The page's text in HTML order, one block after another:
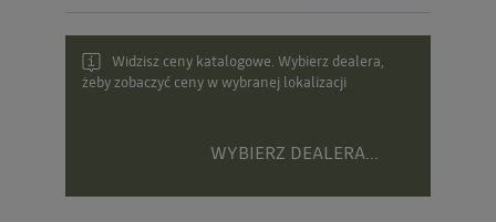
Widzisz ceny katalogowe. Wybierz dealera,
żeby zobaczyć ceny w wybranej lokalizacji
WYBIERZ DEALERA...